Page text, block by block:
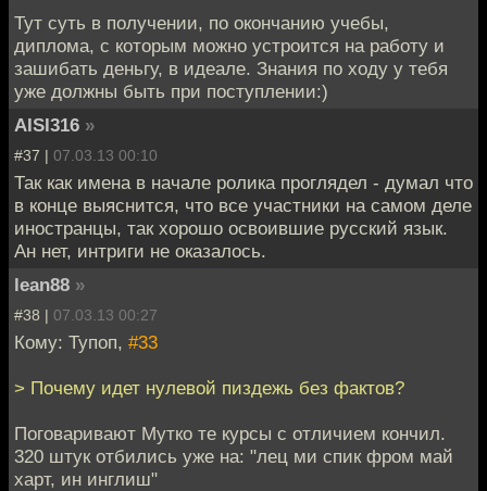
Тут суть в получении, по окончанию учебы,
диплома, с которым можно устроится на работу и
зашибать деньгу, в идеале. Знания по ходу у тебя
уже должны быть при поступлении:)
AISI316 »
#37 | 07.03.13 00:10
Так как имена в начале ролика проглядел - думал что
в конце выяснится, что все участники на самом деле
иностранцы, так хорошо освоившие русский язык.
Ан нет, интриги не оказалось.
lean88 »
#38 | 07.03.13 00:27
Кому: Тупоп, #33
> Почему идет нулевой пиздежь без фактов?
Поговаривают Мутко те курсы с отличием кончил.
320 штук отбились уже на: "лец ми спик фром май
харт, ин инглиш"